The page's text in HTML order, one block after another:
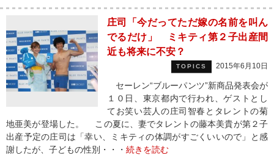
庄司「今だってただ嫁の名前を叫ん
でるだけ」 ミキティ第２子出産間
近も将来に不安？
TOPICS 2015年6月10日
セーレン“ブルーパンツ”新商品発表会が
１０日、東京都内で行われ、ゲストとし
てお笑い芸人の庄司智春とタレントの菊
地亜美が登場した。 この夏に、妻でタレントの藤本美貴が第２子
出産予定の庄司は「幸い、ミキティの体調がすごくいいので」と感
謝したが、子どもの性別・・・ 続きを読む